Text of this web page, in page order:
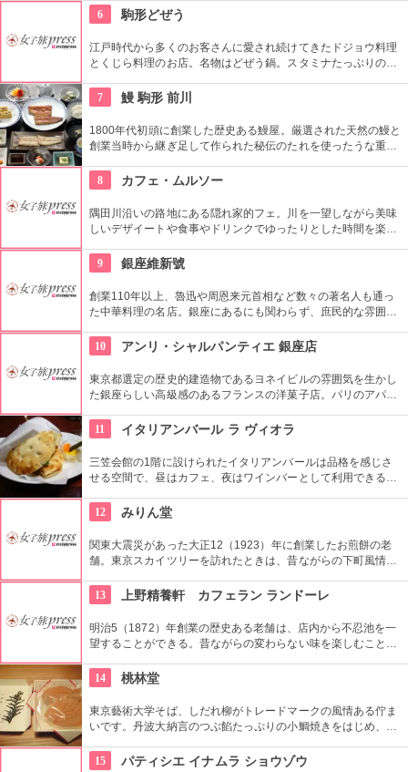
が出ることもありますので、何度も訪れたいですね。
6 駒形どぜう
江戸時代から多くのお客さんに愛され続けてきたドジョウ料理
とくじら料理のお店。名物はどぜう鍋。スタミナたっぷりのど
く美味しく頂ける上に健康と美容にも良い。
7 鰻 駒形 前川
1800年代初頭に創業した歴史ある鰻屋。厳選された天然の鰻と
創業当時から継ぎ足して作られた秘伝のたれを使ったうな重は
8
カフェ・ムルソー
隅田川沿いの路地にある隠れ家的フェ。川を一望しながら美味
しいデザイートや食事やドリンクでゆったりとした時間を楽し
9
銀座維新號
創業110年以上、魯迅や周恩来元首相など数々の著名人も通っ
た中華料理の名店。銀座にあるにも関わらず、庶民的な雰囲気
を得ています。
10 アンリ・シャルパンティエ 銀座店
東京都選定の歴史的建造物であるヨネイビルの雰囲気を生かし
た銀座らしい高級感のあるフランスの洋菓子店。パリのアパル
看板メニューのクレープ・シュゼットを試してほしい。
11 イタリアンバール ラ ヴィオラ
三笠会館の1階に設けられたイタリアンバールは品格を感じさ
せる空間で、昼はカフェ、夜はワインバーとして利用できる。
メニュー200円ほど安くなっている。
12 みりん堂
関東大震災があった大正12（1923）年に創業したお煎餅の老
舗。東京スカイツリーを訪れたときは、昔ながらの下町風情と
ではぬれ煎餅にアイスクリームをはさんだ「ぬれソフト」も人
気。
13 上野精養軒 カフェラン ランドーレ
明治5（1872）年創業の歴史ある老舗は、店内から不忍池を一
望することができる。昔ながらの変わらない味を楽しむことが
ている。
14 桃林堂
東京藝術大学そば、しだれ柳がトレードマークの風情ある佇ま
いです。丹波大納言のつぶ餡たっぷりの小鯛焼きをはじめ、水
ます。お抹茶をいただきながら店内でも。
15 パティシエ イナムラ ショウゾウ